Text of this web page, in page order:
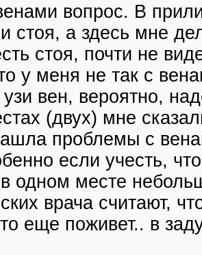
вопрос. В
стоя, а здесь мне
стоя, почти не
у меня не так с
вен, вероятно,
(двух) мне
проблемы с
если учесть,
одном месте
врача считают,
еще поживет.. в